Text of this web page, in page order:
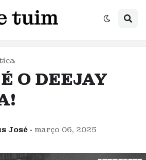
O DEEJAY
José • março 06, 2025